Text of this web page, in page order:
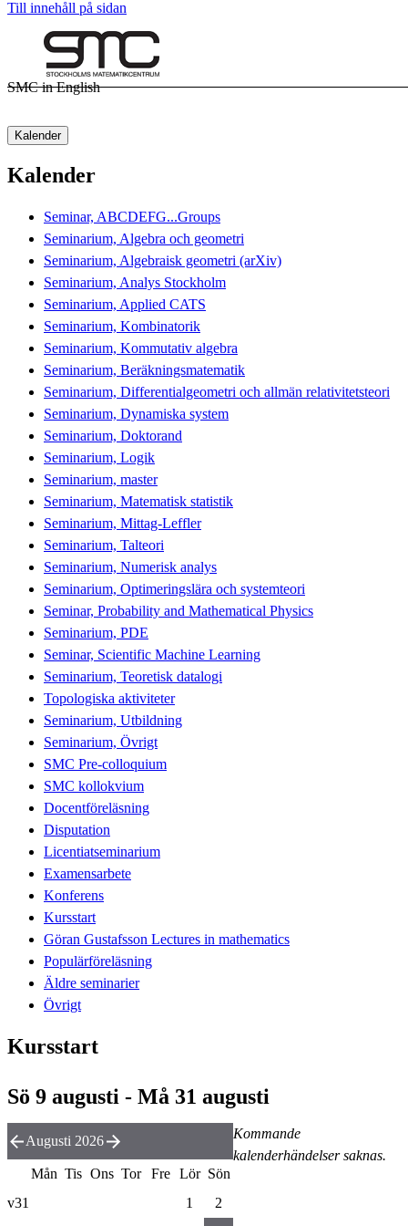
Till innehåll på sidan
SMC in English
Kalender
Kalender
Seminar, ABCDEFG...Groups
Seminarium, Algebra och geometri
Seminarium, Algebraisk geometri (arXiv)
Seminarium, Analys Stockholm
Seminarium, Applied CATS
Seminarium, Kombinatorik
Seminarium, Kommutativ algebra
Seminarium, Beräkningsmatematik
Seminarium, Differentialgeometri och allmän relativitetsteori
Seminarium, Dynamiska system
Seminarium, Doktorand
Seminarium, Logik
Seminarium, master
Seminarium, Matematisk statistik
Seminarium, Mittag-Leffler
Seminarium, Talteori
Seminarium, Numerisk analys
Seminarium, Optimeringslära och systemteori
Seminar, Probability and Mathematical Physics
Seminarium, PDE
Seminar, Scientific Machine Learning
Seminarium, Teoretisk datalogi
Topologiska aktiviteter
Seminarium, Utbildning
Seminarium, Övrigt
SMC Pre-colloquium
SMC kollokvium
Docentföreläsning
Disputation
Licentiatseminarium
Examensarbete
Konferens
Kursstart
Göran Gustafsson Lectures in mathematics
Populärföreläsning
Äldre seminarier
Övrigt
Kursstart
Sö 9 augusti - Må 31 augusti
Kommande
kalenderhändelser saknas.
Augusti 2026
Mån Tis Ons Tor Fre Lör Sön
v31
1
2